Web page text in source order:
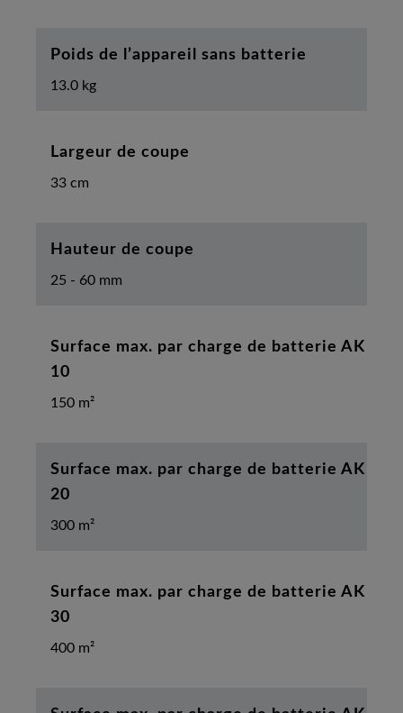
Poids de l’appareil sans batterie
13.0 kg
Largeur de coupe
33 cm
Hauteur de coupe
25 - 60 mm
Surface max. par charge de batterie AK
10
150 m²
Surface max. par charge de batterie AK
20
300 m²
Surface max. par charge de batterie AK
30
400 m²